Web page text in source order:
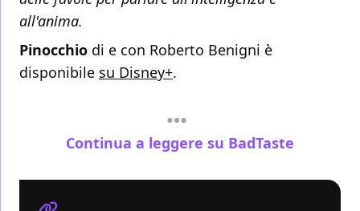
all'anima.
Pinocchio di e con Roberto Benigni è
disponibile su Disney+.
Continua a leggere su BadTaste